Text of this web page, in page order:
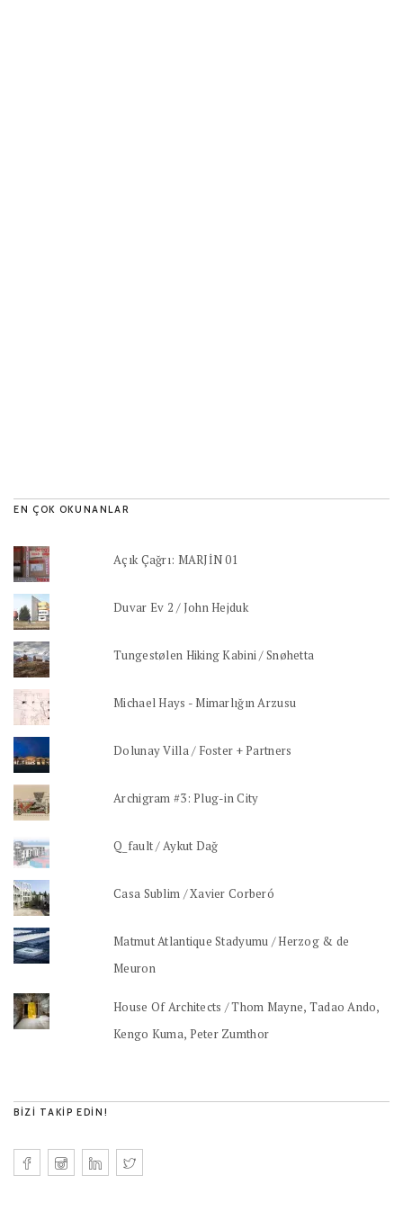
EN ÇOK OKUNANLAR
Açık Çağrı: MARJİN 01
Duvar Ev 2 / John Hejduk
Tungestølen Hiking Kabini / Snøhetta
Michael Hays - Mimarlığın Arzusu
Dolunay Villa / Foster + Partners
Archigram #3: Plug-in City
Q_fault / Aykut Dağ
Casa Sublim / Xavier Corberó
Matmut Atlantique Stadyumu / Herzog & de
Meuron
House Of Architects / Thom Mayne, Tadao Ando,
Kengo Kuma, Peter Zumthor
BIZI TAKIP EDIN!